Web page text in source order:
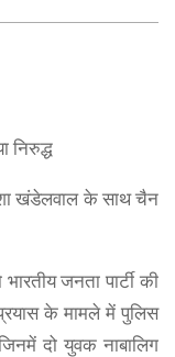
निरुद्ध
खंडेलवाल के साथ चैन
जनता पार्टी की
के मामले में पुलिस
दो युवक नाबालिग